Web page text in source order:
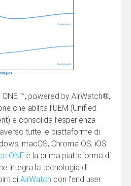
™, powered by AirWatch®,
che abilita l’UEM (Unified
e consolida l’esperienza
tutte le piattaforme di
macOS, Chrome OS, iOS
ONE è la prima piattaforma di
integra la tecnologia di
di AirWatch con l’end user